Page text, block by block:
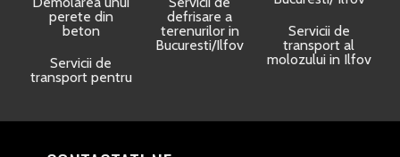
perete din
beton
Servicii de
transport pentru
defrisare a
terenurilor in
Bucuresti/Ilfov
Servicii de
transport al
molozului in Ilfov